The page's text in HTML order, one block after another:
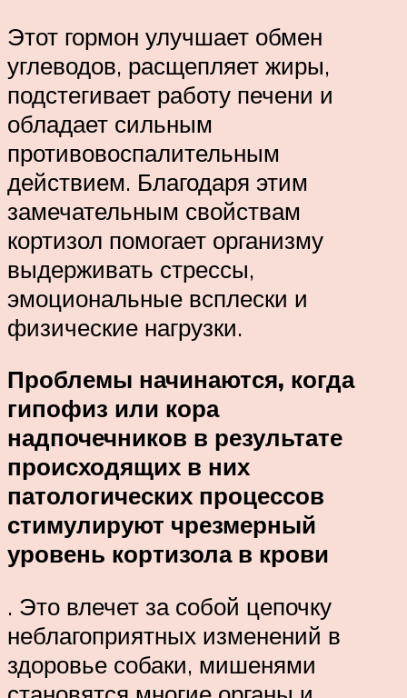
Этот гормон улучшает обмен
углеводов, расщепляет жиры,
подстегивает работу печени и
обладает сильным
противовоспалительным
действием. Благодаря этим
замечательным свойствам
кортизол помогает организму
выдерживать стрессы,
эмоциональные всплески и
физические нагрузки.
Проблемы начинаются, когда
гипофиз или кора
надпочечников в результате
происходящих в них
патологических процессов
стимулируют чрезмерный
уровень кортизола в крови
. Это влечет за собой цепочку
неблагоприятных изменений в
здоровье собаки, мишенями